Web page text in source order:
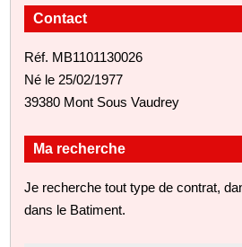
Contact
Réf. MB1101130026
Né le 25/02/1977
39380 Mont Sous Vaudrey
Ma recherche
Je recherche tout type de contrat,
dans le Batiment.